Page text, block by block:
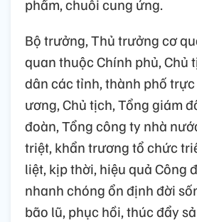
phẩm, chuỗi cung ứng.
Bộ trưởng, Thủ trưởng cơ
quan thuộc Chính phủ, Chủ
dân các tỉnh, thành phố
ương, Chủ tịch, Tổng giám
đoàn, Tổng công ty nhà
triệt, khẩn trương tổ chức
liệt, kịp thời, hiệu quả Công
nhanh chóng ổn định đời
bão lũ, phục hồi, thúc đẩy